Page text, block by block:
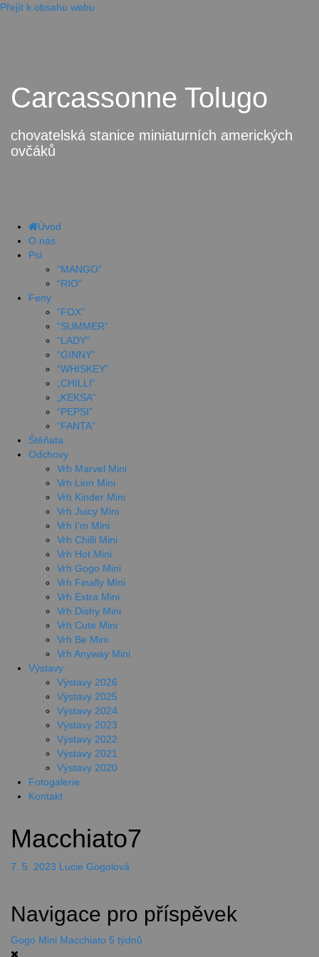
Přejít k obsahu webu
Carcassonne Tolugo
chovatelská stanice miniaturních amerických
ovčáků
Úvod
O nás
Psi
“MANGO”
“RIO”
Feny
“FOX”
“SUMMER”
“LADY”
“GINNY”
“WHISKEY”
„CHILLI“
„KEKSA“
“PEPSI”
“FANTA”
Štěňata
Odchovy
Vrh Marvel Mini
Vrh Lion Mini
Vrh Kinder Mini
Vrh Juicy Mini
Vrh I’m Mini
Vrh Chilli Mini
Vrh Hot Mini
Vrh Gogo Mini
Vrh Finally Mini
Vrh Extra Mini
Vrh Dishy Mini
Vrh Cute Mini
Vrh Be Mini
Vrh Anyway Mini
Výstavy
Výstavy 2026
Výstavy 2025
Výstavy 2024
Výstavy 2023
Výstavy 2022
Výstavy 2021
Výstavy 2020
Fotogalerie
Kontakt
Macchiato7
7. 5. 2023 Lucie Gogolová
Navigace pro příspěvek
Gogo Mini Macchiato 5 týdnů